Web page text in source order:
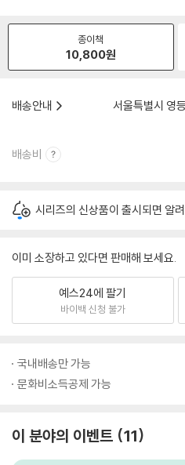
종이책
10,800원
배송안내
서울특별시 영
배송비
시리즈의 신상품이 출시되면 알
이미 소장하고 있다면 판매해 보세요.
예스24에 팔기
바이백 신청 불가
국내배송만 가능
문화비소득공제 가능
이 분야의 이벤트 11